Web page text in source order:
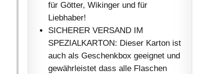
für Götter, Wikinger und für
Liebhaber!
SICHERER VERSAND IM
SPEZIALKARTON: Dieser Karton ist
auch als Geschenkbox geeignet und
gewährleistet dass alle Flaschen